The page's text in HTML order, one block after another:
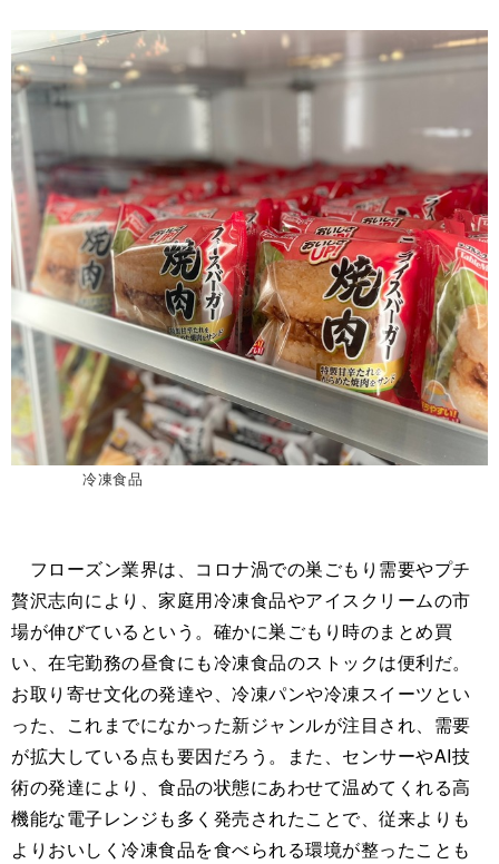
冷凍食品
フローズン業界は、コロナ渦での巣ごもり需要やプチ
贅沢志向により、家庭用冷凍食品やアイスクリームの市
場が伸びているという。確かに巣ごもり時のまとめ買
い、在宅勤務の昼食にも冷凍食品のストックは便利だ。
お取り寄せ文化の発達や、冷凍パンや冷凍スイーツとい
った、これまでになかった新ジャンルが注目され、需要
が拡大している点も要因だろう。また、センサーやAI技
術の発達により、食品の状態にあわせて温めてくれる高
機能な電子レンジも多く発売されたことで、従来よりも
よりおいしく冷凍食品を食べられる環境が整ったことも